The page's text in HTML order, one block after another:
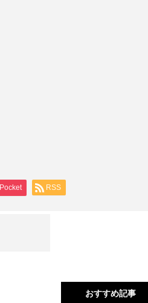
Pocket RSS
おすすめ記事